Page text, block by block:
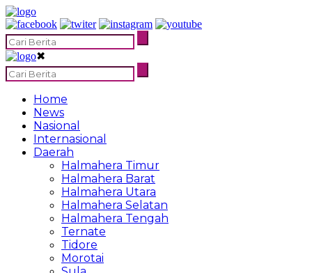
✖
Home
News
Nasional
Internasional
Daerah
Halmahera Timur
Halmahera Barat
Halmahera Utara
Halmahera Selatan
Halmahera Tengah
Ternate
Tidore
Morotai